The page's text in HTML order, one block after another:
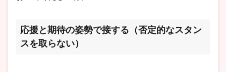
応援と期待の姿勢で接する（否定的なスタン
スを取らない）